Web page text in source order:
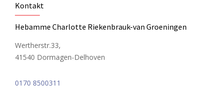
Kontakt
Hebamme Charlotte Riekenbrauk-van Groeningen
Wertherstr.33,
41540 Dormagen-Delhoven
0170 8500311